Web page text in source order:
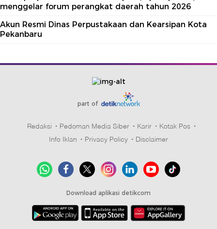
menggelar forum perangkat daerah tahun 2026
Akun Resmi Dinas Perpustakaan dan Kearsipan Kota
Pekanbaru
part of
Redaksi Pedoman Media Siber Karir
Kotak Pos
Info Iklan
Privacy Policy Disclaimer
Download aplikasi detikcom